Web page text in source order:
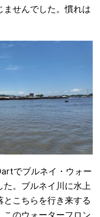
ませんでした。慣れは
でブルネイ・ウォー
た。ブルネイ川に水上
こちらを行き来する
のウォーターフロン